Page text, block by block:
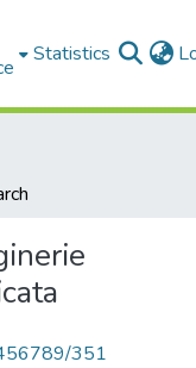
Statistics
351